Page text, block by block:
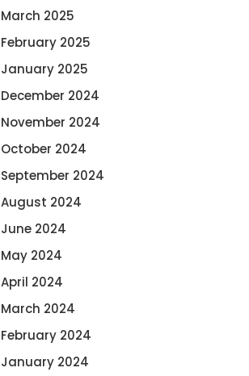
March 2025
February 2025
January 2025
December 2024
November 2024
October 2024
September 2024
August 2024
June 2024
May 2024
April 2024
March 2024
February 2024
January 2024